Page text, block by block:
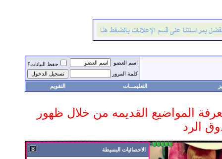
اسم العضو
حفظ البيانات؟
كلمة المرور
التعليمـــات التقويم
المواضيع القديمه من خلال ظهور
الرد
الاحصائيات البسيطة